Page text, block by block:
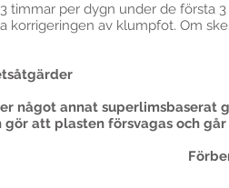
timmar per dygn under de
korrigeringen av klumpfot. Om
något annat superlimsbaserat
att plasten försvagas och går